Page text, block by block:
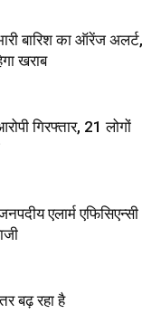
बारिश का ऑरेंज अलर्ट,
खराब
गिरफ्तार, 21 लोगों
एलार्म एफिसिएन्सी
बढ़ रहा है